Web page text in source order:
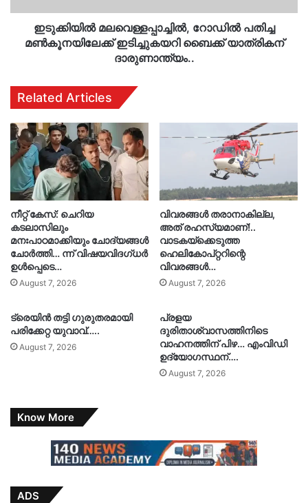
ദാരുണാന്ത്യം..
ഇടുക്കിയിൽ മലവെള്ളപ്പാച്ചിൽ, റോഡിൽ പതിച്ച
മണ്‍കൂനയിലേക്ക് ഇടിച്ചുകയറി ബൈക്ക് യാത്രികന്
ദാരുണാന്ത്യം..
Related Articles
നീറ്റ് കേസ്: ചെറിയ
കടലാസിലും
മനഃപാഠമാക്കിയും ചോദ്യങ്ങൾ
ചോർത്തി… ന്ന് വിഷയവിദഗ്ധർ
ഉൾപ്പെടെ…
August 7, 2026
വിവരങ്ങൾ തരാനാകില്ല,
അത് രഹസ്യമാണ്!..
വാടകയ്‌ക്കെടുത്ത
ഹെലികോപ്റ്ററിന്റെ
വിവരങ്ങൾ…
August 7, 2026
ട്രെയിൻ തട്ടി ഗുരുതരമായി
പരിക്കേറ്റ യുവാവ്…..
August 7, 2026
പ്രളയ
ദുരിതാശ്വാസത്തിനിടെ
വാഹനത്തിന് പിഴ… എംവിഡി
ഉദ്യോഗസ്ഥന്….
August 7, 2026
Know More
ADS